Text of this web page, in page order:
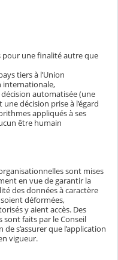
pour une finalité autre que
tiers à l’Union
internationale,
décision automatisée (une
décision prise à l’égard
appliqués à ses
être humain
sont mises
en vue de garantir la
des données à caractère
déformées,
y aient accès. Des
sont faits par le Conseil
s’assurer que l’application
vigueur.